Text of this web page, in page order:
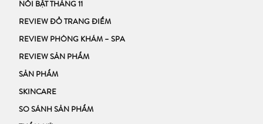
NỔI BẬT THÁNG 11
REVIEW ĐỒ TRANG ĐIỂM
REVIEW PHÒNG KHÁM – SPA
REVIEW SẢN PHẨM
SẢN PHẨM
SKINCARE
SO SÁNH SẢN PHẨM